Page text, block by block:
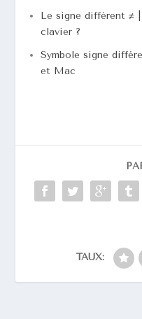
Le signe différent ≠
clavier ?
Symbole signe
et Mac
TAUX: